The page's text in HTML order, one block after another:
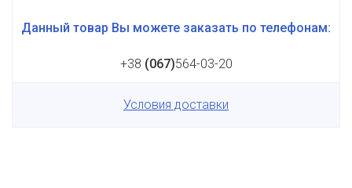
Данный товар Вы можете заказать по телефонам:
+38 (067)564-03-20
Условия доставки